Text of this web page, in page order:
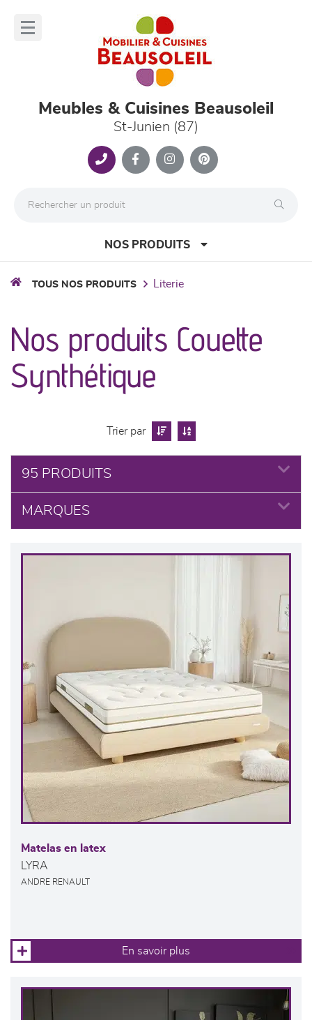
Meubles & Cuisines Beausoleil
St-Junien (87)
NOS PRODUITS
séjours
meubles de complément
chambres et dressing
literie
cuisine & sur-mesure
décoration
TOUS NOS PRODUITS literie
Nos produits Couette
Synthétique
Trier par
95 PRODUITS
MARQUES
Matelas en latex
LYRA
ANDRE RENAULT
En savoir plus